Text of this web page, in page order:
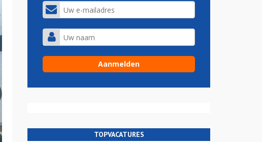
TOPVACATURES